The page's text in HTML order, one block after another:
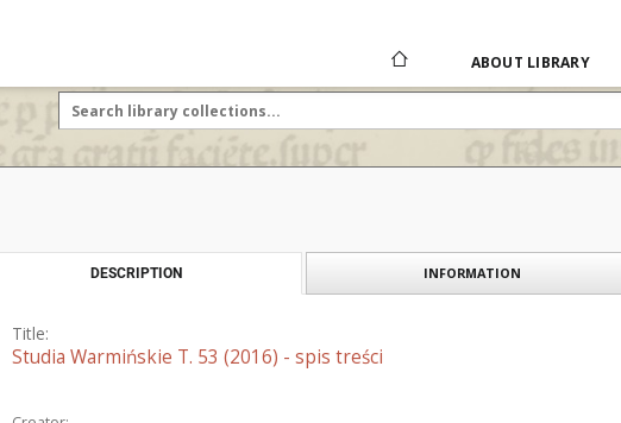
ABOUT LIBRARY
DESCRIPTION INFORMATION
Title:
Studia Warmińskie T. 53 (2016) - spis treści